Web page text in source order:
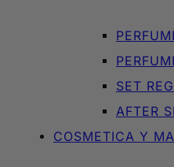
SET
AFTER
COSMETICA Y